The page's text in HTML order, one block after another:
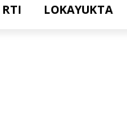
RTI LOKAYUKTA